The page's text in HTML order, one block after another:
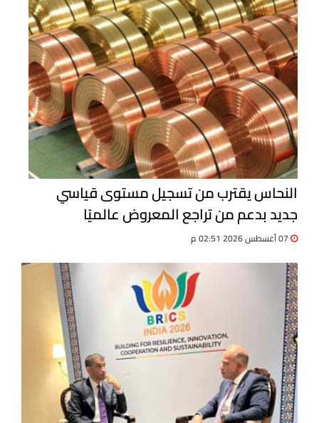
النحاس يقترب من تسجيل مستوى قياسي
جديد بدعم من تراجع المعروض عالميًا